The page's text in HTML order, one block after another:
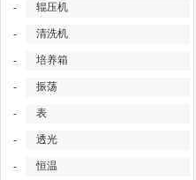
- 辊压机
- 清洗机
- 培养箱
- 振荡
- 表
- 透光
- 恒温